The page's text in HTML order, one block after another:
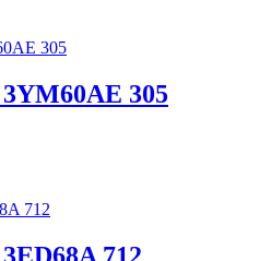
305